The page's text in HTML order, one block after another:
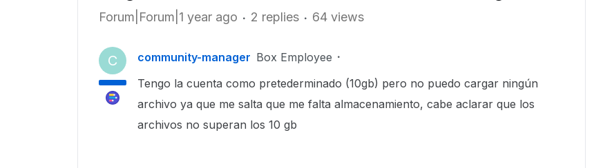
Forum|Forum|1 year ago 2 replies 64 views
C community-manager Box Employee
Tengo la cuenta como pretederminado (10gb) pero no puedo cargar ningún
archivo ya que me salta que me falta almacenamiento, cabe aclarar que los
archivos no superan los 10 gb